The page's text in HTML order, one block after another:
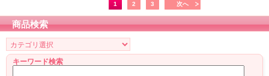
1 2 3 次へ
商品検索
キーワード検索